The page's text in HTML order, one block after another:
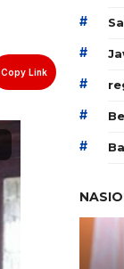
Copy Link
#
#
#
#
#